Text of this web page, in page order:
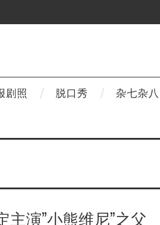
剧照 脱口秀 杂七杂八
主演”小熊维尼”之父